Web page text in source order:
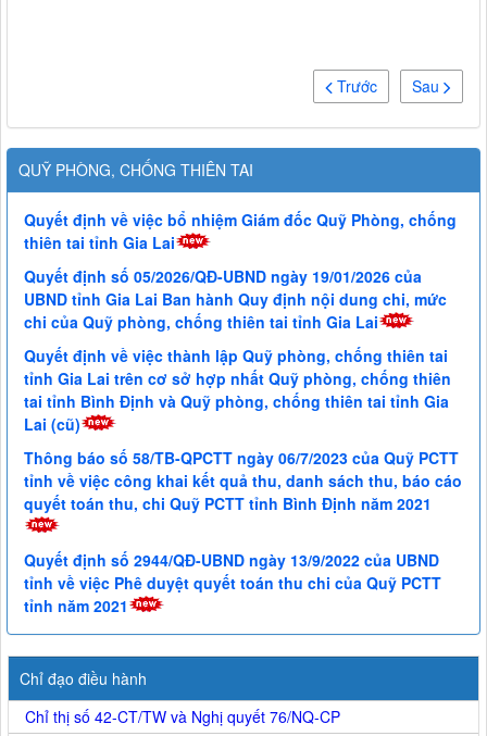
Sau
Trước
QUỸ PHÒNG, CHỐNG THIÊN TAI
Quyết định về việc bổ nhiệm Giám đốc Quỹ Phòng, chống
thiên tai tỉnh Gia Lai
Quyết định số 05/2026/QĐ-UBND ngày 19/01/2026 của
UBND tỉnh Gia Lai Ban hành Quy định nội dung chi, mức
chi của Quỹ phòng, chống thiên tai tỉnh Gia Lai
Quyết định về việc thành lập Quỹ phòng, chống thiên tai
tỉnh Gia Lai trên cơ sở hợp nhất Quỹ phòng, chống thiên
tai tỉnh Bình Định và Quỹ phòng, chống thiên tai tỉnh Gia
Lai (cũ)
Thông báo số 58/TB-QPCTT ngày 06/7/2023 của Quỹ PCTT
tỉnh về việc công khai kết quả thu, danh sách thu, báo cáo
quyết toán thu, chi Quỹ PCTT tỉnh Bình Định năm 2021
Quyết định số 2944/QĐ-UBND ngày 13/9/2022 của UBND
tỉnh về việc Phê duyệt quyết toán thu chi của Quỹ PCTT
tỉnh năm 2021
Chỉ đạo điều hành
Chỉ thị số 42-CT/TW và Nghị quyết 76/NQ-CP